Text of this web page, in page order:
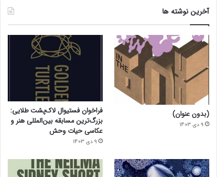
آخرین نوشته ها
(بدون عنوان)
9 دی 1403
فراخوان فستیوال لاک‌پشت طلایی:
بزرگ‌ترین مسابقه بین‌المللی هنر و
عکاسی حیات وحش
9 دی 1403